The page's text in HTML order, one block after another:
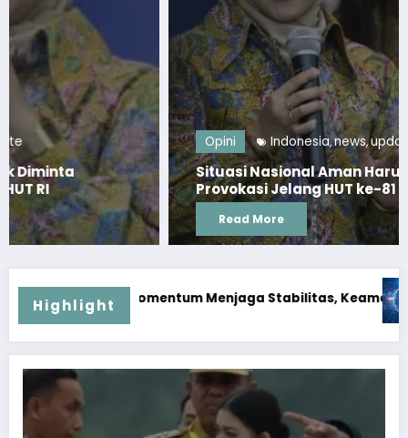
Opini Indonesia,news,update
Situasi Nasional Aman Harus Dijaga dari
Provokasi Jelang HUT ke-81 RI
Read More
Highlight
Keamanan, dan OptimismeDisrupsi AI Diwaspadai, Pemerintah